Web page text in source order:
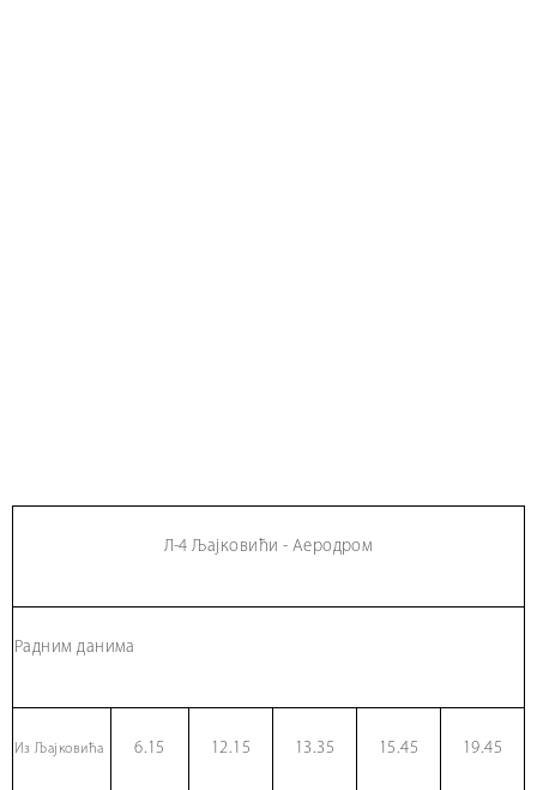
Л-4 Љајковићи - Аеродром
Радним данима
Из Љајковића 6.15 12.15 13.35 15.45 19.45